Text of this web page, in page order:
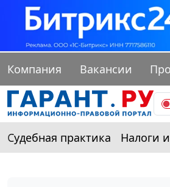
Компания Вакансии
Судебная практика Налоги